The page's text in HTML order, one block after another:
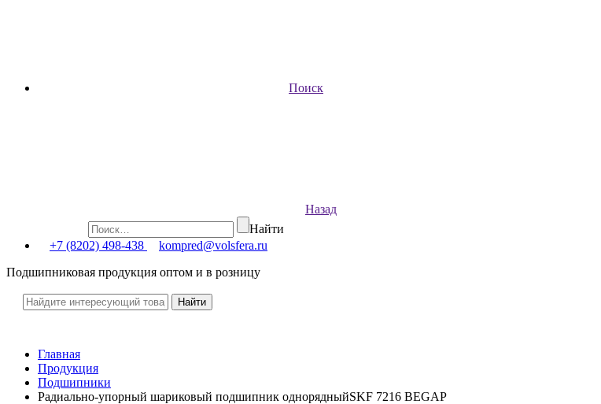
Поиск
Назад
Найти
+7 (8202) 498-438
kompred@volsfera.ru
Подшипниковая продукция оптом и в розницу
Главная
Продукция
Подшипники
Радиально-упорный шариковый подшипник однорядныйSKF 7216 BEGAP